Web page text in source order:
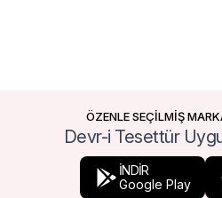
ÖZENLE SEÇİLMİŞ
Devr-i Tesettür
İNDİR
Google Play